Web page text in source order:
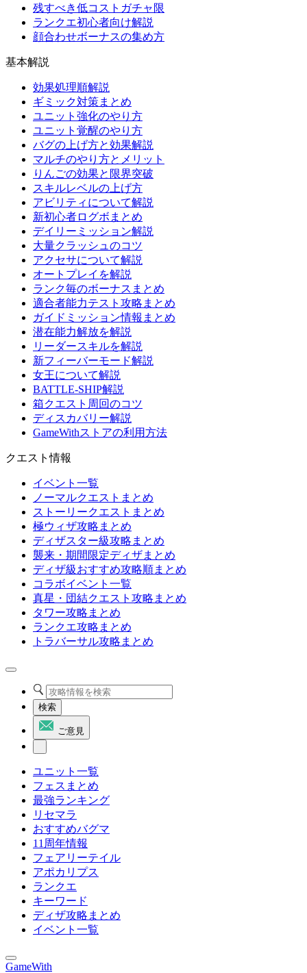
残すべき低コストガチャ限
ランクエ初心者向け解説
顔合わせボーナスの集め方
基本解説
効果処理順解説
ギミック対策まとめ
ユニット強化のやり方
ユニット覚醒のやり方
バグの上げ方と効果解説
マルチのやり方とメリット
りんごの効果と限界突破
スキルレベルの上げ方
アビリティについて解説
新初心者ログボまとめ
デイリーミッション解説
大量クラッシュのコツ
アクセサについて解説
オートプレイを解説
ランク毎のボーナスまとめ
適合者能力テスト攻略まとめ
ガイドミッション情報まとめ
潜在能力解放を解説
リーダースキルを解説
新フィーバーモード解説
女王について解説
BATTLE-SHIP解説
箱クエスト周回のコツ
ディスカバリー解説
GameWithストアの利用方法
クエスト情報
イベント一覧
ノーマルクエストまとめ
ストーリークエストまとめ
極ウィザ攻略まとめ
ディザスター級攻略まとめ
襲来・期間限定ディザまとめ
ディザ級おすすめ攻略順まとめ
コラボイベント一覧
真星・団結クエスト攻略まとめ
タワー攻略まとめ
ランクエ攻略まとめ
トラバーサル攻略まとめ
検索
ご意見
ユニット一覧
フェスまとめ
最強ランキング
リセマラ
おすすめバグマ
11周年情報
フェアリーテイル
アポカリプス
ランクエ
キーワード
ディザ攻略まとめ
イベント一覧
GameWith